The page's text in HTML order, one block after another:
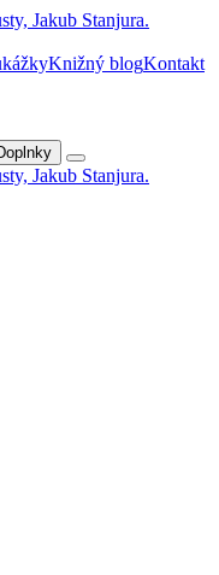
Knižný blogKontakt